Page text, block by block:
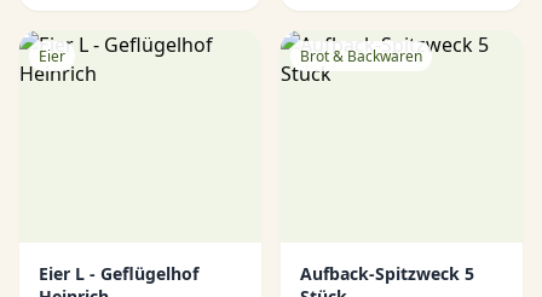
Eier
Eier L - Geflügelhof
Brot & Backwaren
Aufback-Spitzweck 5